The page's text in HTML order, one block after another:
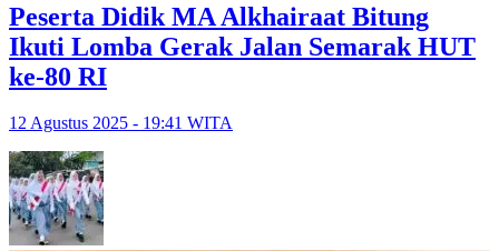
Peserta Didik MA Alkhairaat Bitung
Ikuti Lomba Gerak Jalan Semarak HUT
ke-80 RI
12 Agustus 2025 - 19:41 WITA